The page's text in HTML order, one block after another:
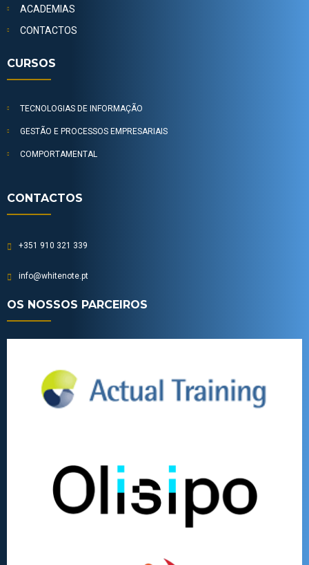
ACADEMIAS
CONTACTOS
CURSOS
TECNOLOGIAS DE INFORMAÇÃO
GESTÃO E PROCESSOS EMPRESARIAIS
COMPORTAMENTAL
CONTACTOS
+351 910 321 339
info@whitenote.pt
OS NOSSOS PARCEIROS